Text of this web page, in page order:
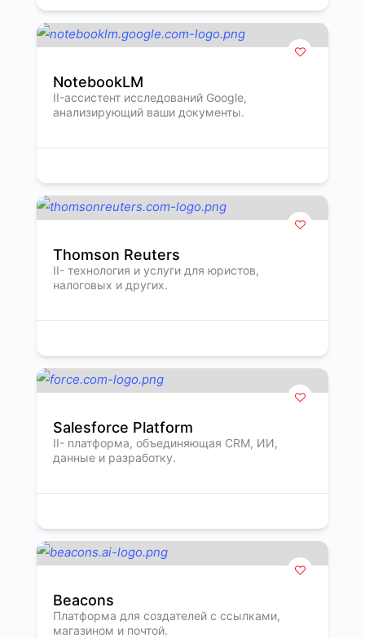
NotebookLM
II-ассистент исследований Google,
анализирующий ваши документы.
Thomson Reuters
II- технология и услуги для юристов,
налоговых и других.
Salesforce Platform
II- платформа, объединяющая CRM, ИИ,
данные и разработку.
Beacons
Платформа для создателей с ссылками,
магазином и почтой.